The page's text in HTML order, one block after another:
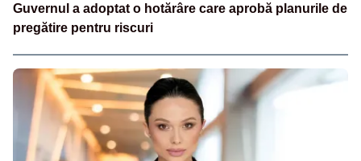
Guvernul a adoptat o hotărâre care aprobă planurile de
pregătire pentru riscuri